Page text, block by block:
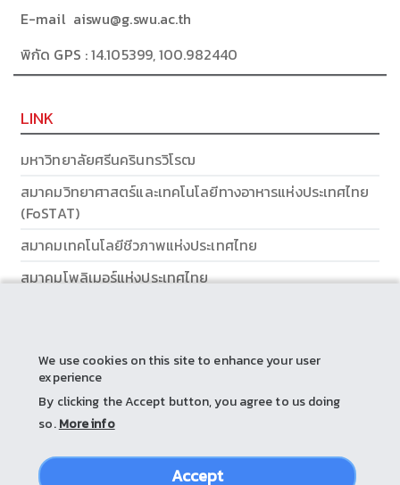
E-mail aiswu@g.swu.ac.th
พิกัด GPS :14.105399, 100.982440
LINK
มหาวิทยาลัยศรีนครินทรวิโรฒ
สมาคมวิทยาศาสตร์และเทคโนโลยีทางอาหารแห่งประเทศไทย
(FoSTAT)
สมาคมเทคโนโลยีชีวภาพแห่งประเทศไทย
สมาคมโพลิเมอร์แห่งประเทศไทย
We use cookies on this site to enhance your user
experience
By clicking the Accept button, you agree to us doing
so. More info
Accept